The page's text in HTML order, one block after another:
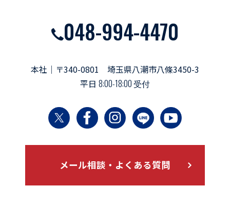
048-994-4470
本社｜〒340-0801 埼玉県八潮市八條3450-3
平日 8:00-18:00 受付
メール相談・よくある質問